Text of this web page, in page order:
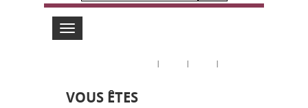
Toggle
navigation
| | |
VOUS ÊTES